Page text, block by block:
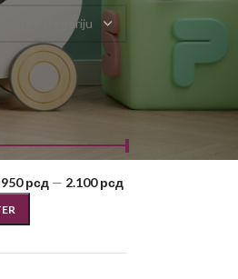
kategoriju
PO CENI
950 рсд — 2.100 рсд